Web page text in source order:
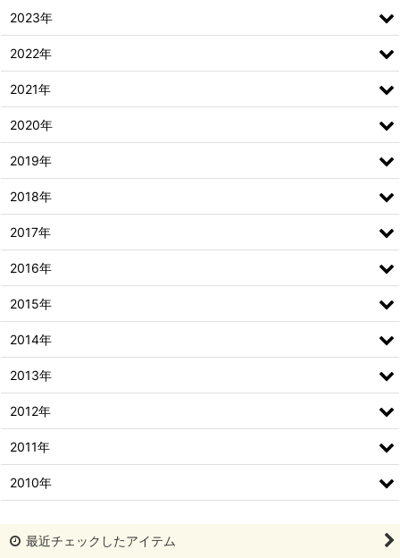
2023年
2022年
2021年
2020年
2019年
2018年
2017年
2016年
2015年
2014年
2013年
2012年
2011年
2010年
最近チェックしたアイテム